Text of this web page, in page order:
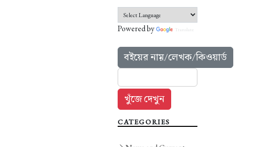
Powered by Translate
বইয়ের নাম়/লেখক/কিওয়ার্ড
CATEGORIES